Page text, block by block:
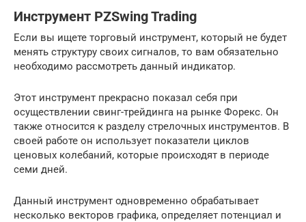
Инструмент PZSwing Trading
Если вы ищете торговый инструмент, который не будет
менять структуру своих сигналов, то вам обязательно
необходимо рассмотреть данный индикатор.
Этот инструмент прекрасно показал себя при
осуществлении свинг-трейдинга на рынке Форекс. Он
также относится к разделу стрелочных инструментов. В
своей работе он использует показатели циклов
ценовых колебаний, которые происходят в периоде
семи дней.
Данный инструмент одновременно обрабатывает
несколько векторов графика, определяет потенциал и